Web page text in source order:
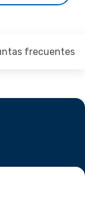
frecuentes